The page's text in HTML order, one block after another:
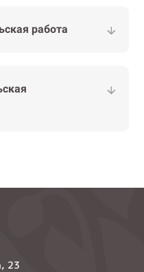
работа
23